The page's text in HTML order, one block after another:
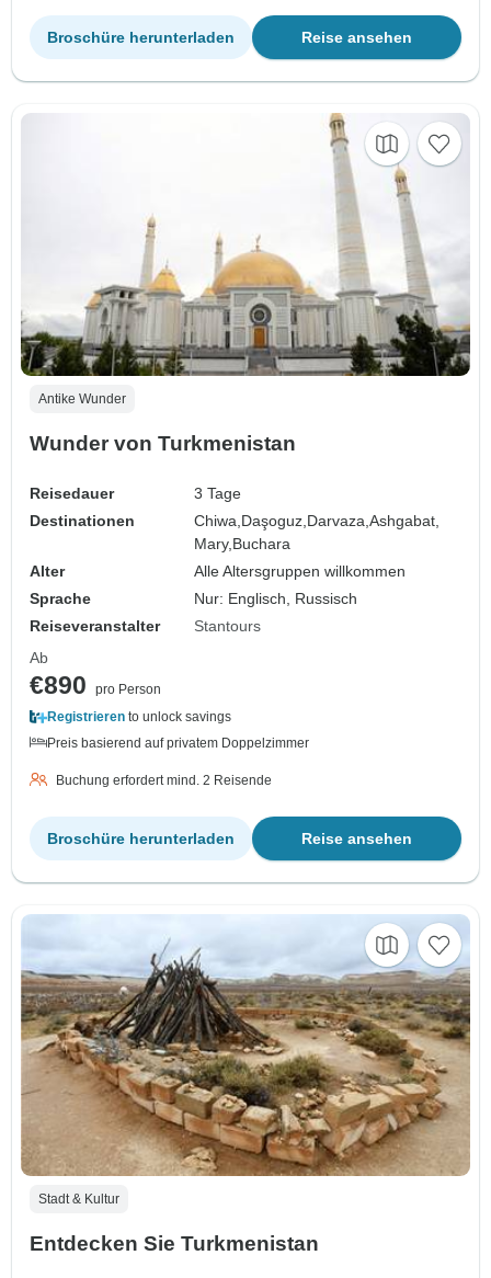
Reise ansehen
Broschüre herunterladen
Antike Wunder
Wunder von Turkmenistan
Reisedauer
3 Tage
Destinationen
Chiwa, Daşoguz, Darvaza,Ashgabat,
Mary, Buchara
Alter
Alle Altersgruppen willkommen
Sprache
Nur: Englisch, Russisch
Reiseveranstalter
Stantours
Ab
€890
pro Person
Registrieren to unlock savings
Preis basierend auf privatem Doppelzimmer
Buchung erfordert mind. 2 Reisende
Reise ansehen
Broschüre herunterladen
Stadt & Kultur
Entdecken Sie Turkmenistan